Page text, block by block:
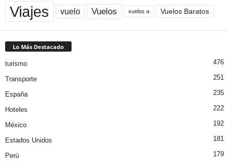
Viajes vuelo Vuelos vuelos a Vuelos Baratos
Lo Más Destacado
turismo 476
Transporte 251
España 235
Hoteles 222
México 192
Estados Unidos 181
Perú 179